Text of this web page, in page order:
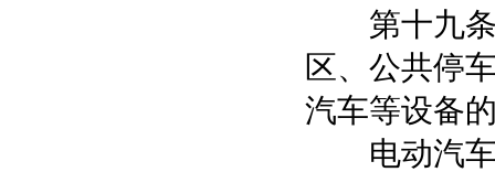
第十九条
区、公共停
汽车等设备
电动汽车